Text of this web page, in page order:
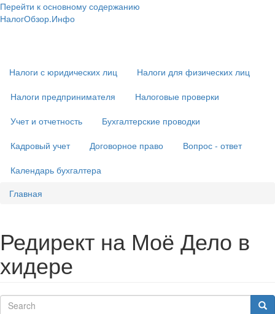
Перейти к основному содержанию
НалогОбзор.Инфо
Налоги с юридических лиц
Налоги для физических лиц
Налоги предпринимателя
Налоговые проверки
Учет и отчетность
Бухгалтерские проводки
Кадровый учет
Договорное право
Вопрос - ответ
Календарь бухгалтера
Главная
Редирект на Моё Дело в
хидере
Search